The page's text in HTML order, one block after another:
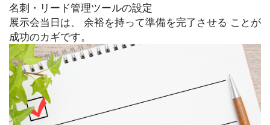
名刺・リード管理ツールの設定
展示会当日は、 余裕を持って準備を完了させる ことが
成功のカギです。